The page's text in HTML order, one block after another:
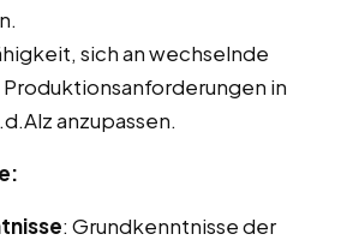
sich an wechselnde
in
anzupassen.
: Grundkenntnisse der